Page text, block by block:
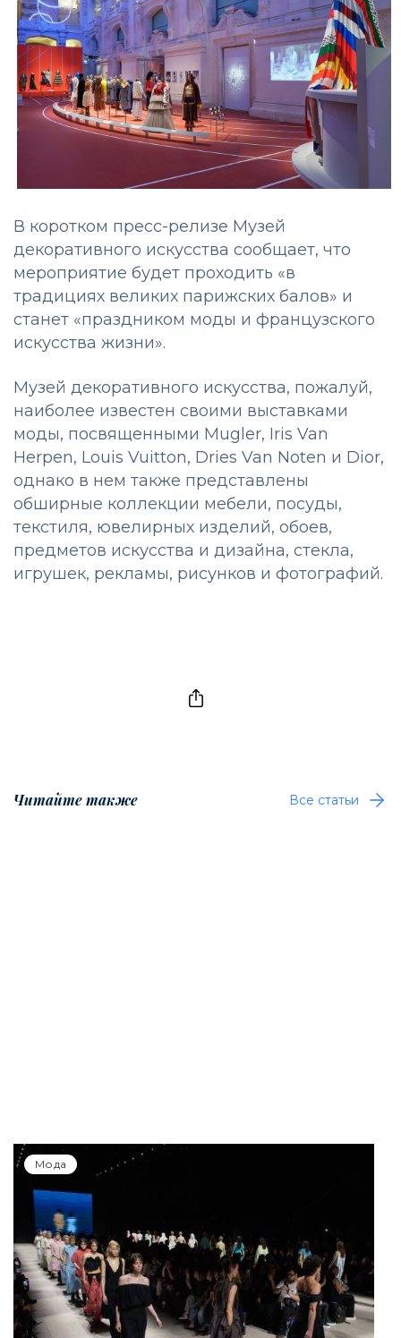
В коротком пресс-релизе Музей
декоративного искусства сообщает, что
мероприятие будет проходить «в
традициях великих парижских балов» и
станет «праздником моды и французского
искусства жизни».
Музей декоративного искусства, пожалуй,
наиболее известен своими выставками
моды, посвященными Mugler, Iris Van
Herpen, Louis Vuitton, Dries Van Noten и Dior,
однако в нем также представлены
обширные коллекции мебели, посуды,
текстиля, ювелирных изделий, обоев,
предметов искусства и дизайна, стекла,
игрушек, рекламы, рисунков и фотографий.
Читайте также Все статьи
Мода